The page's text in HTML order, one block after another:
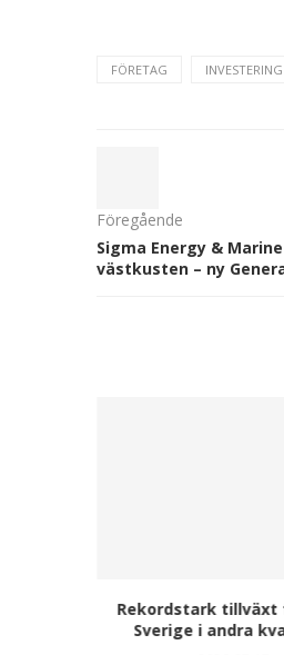
FÖRETAG INVESTERING
Föregående
Sigma Energy &
västkusten – ny
Rekordstark tillväxt
Sverige i andra